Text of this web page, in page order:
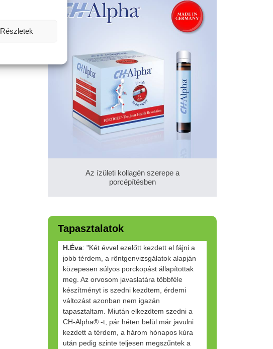
Részletek
Az ízületi kollagén szerepe a
porcépítésben
Tapasztalatok
H.Éva: "Két évvel ezelőtt kezdett el fájni a
jobb térdem, a röntgenvizsgálatok alapján
közepesen súlyos porckopást állapítottak
meg. Az orvosom javaslatára többféle
készítményt is szedni kezdtem, érdemi
változást azonban nem igazán
tapasztaltam. Miután elkezdtem szedni a
CH-Alpha® -t, pár héten belül már javulni
kezdett a térdem, a három hónapos kúra
után pedig szinte teljesen megszűntek a